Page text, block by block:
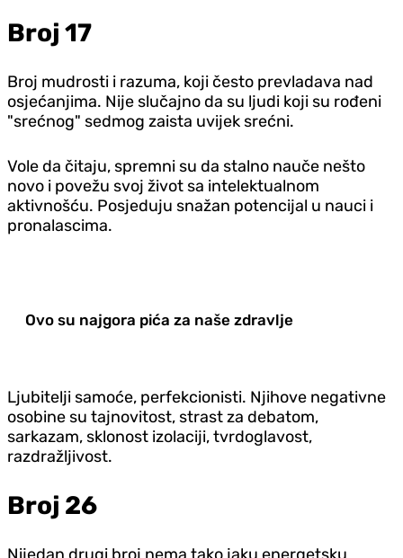
Broj 17
Broj mudrosti i razuma, koji često prevladava nad
osjećanjima. Nije slučajno da su ljudi koji su rođeni
"srećnog" sedmog zaista uvijek srećni.
Vole da čitaju, spremni su da stalno nauče nešto
novo i povežu svoj život sa intelektualnom
aktivnošću. Posjeduju snažan potencijal u nauci i
pronalascima.
Ovo su najgora pića za naše zdravlje
Ljubitelji samoće, perfekcionisti. Njihove negativne
osobine su tajnovitost, strast za debatom,
sarkazam, sklonost izolaciji, tvrdoglavost,
razdražljivost.
Broj 26